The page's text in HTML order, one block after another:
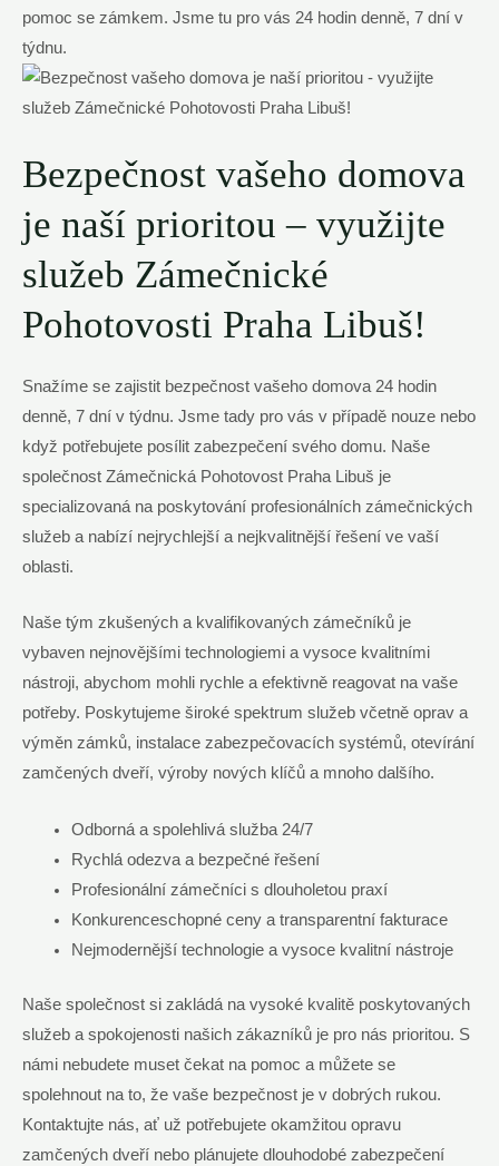
pomoc se zámkem. ⁢Jsme⁢ tu pro vás 24 hodin denně, ‍7⁢ dní v
týdnu.
Bezpečnost vašeho domova
je naší prioritou⁤ – ‌využijte
⁣služeb Zámečnické
Pohotovosti ⁤Praha Libuš!
Snažíme se zajistit bezpečnost vašeho domova 24 hodin
denně, 7 dní v týdnu. Jsme tady pro ⁣vás⁤ v⁤ případě ⁣nouze ⁢nebo
když potřebujete posílit zabezpečení svého domu. Naše⁣
společnost Zámečnická Pohotovost ⁣Praha Libuš je
specializovaná na poskytování profesionálních⁤ zámečnických⁢
služeb a nabízí nejrychlejší a nejkvalitnější řešení ve vaší
oblasti.
Naše tým zkušených a⁢ kvalifikovaných zámečníků ‌je
vybaven nejnovějšími‌ technologiemi a vysoce kvalitními
nástroji, abychom mohli rychle a efektivně reagovat ​na​ vaše
potřeby. Poskytujeme široké spektrum služeb‍ včetně oprav a
⁢výměn zámků, instalace zabezpečovacích systémů, otevírání
zamčených⁢ dveří, výroby⁣ nových klíčů a mnoho⁤ dalšího.
Odborná a spolehlivá služba⁢ 24/7
Rychlá odezva ⁤a bezpečné řešení
Profesionální zámečníci ⁣s dlouholetou praxí
Konkurenceschopné ‍ceny a transparentní⁤ fakturace
Nejmodernější technologie a⁤ vysoce kvalitní⁤ nástroje
Naše společnost si‌ zakládá na vysoké kvalitě poskytovaných
služeb​ a spokojenosti ‍našich zákazníků je pro nás prioritou. S
námi​ nebudete muset čekat ⁢na pomoc⁤ a můžete se
spolehnout na ‌to, že vaše‌ bezpečnost je⁣ v dobrých rukou.
Kontaktujte‍ nás, ‌ať už potřebujete okamžitou opravu ​
zamčených​ dveří ​nebo plánujete dlouhodobé ​zabezpečení⁤